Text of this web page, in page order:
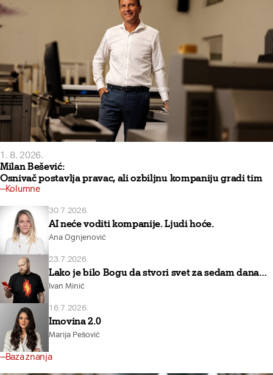
1. 8. 2026.
Milan Bešević:
Osnivač postavlja pravac, ali ozbiljnu kompaniju gradi tim
Kolumne
30.7.2026.
AI neće voditi kompanije. Ljudi hoće.
Ana Ognjenović
23.7.2026.
Lako je bilo Bogu da stvori svet za sedam dana…
Ivan Minić
16.7.2026.
Imovina 2.0
Marija Pešović
Baza znanja